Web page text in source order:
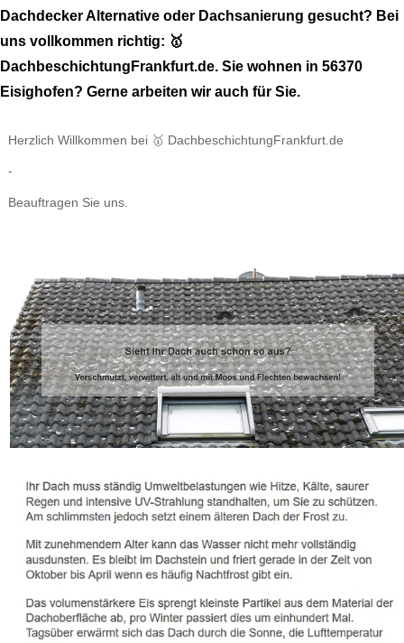
Dachdecker Alternative oder Dachsanierung gesucht? Bei
uns vollkommen richtig: 🥇
DachbeschichtungFrankfurt.de. Sie wohnen in 56370
Eisighofen? Gerne arbeiten wir auch für Sie.
Herzlich Willkommen bei 🥇 DachbeschichtungFrankfurt.de
-
Beauftragen Sie uns.